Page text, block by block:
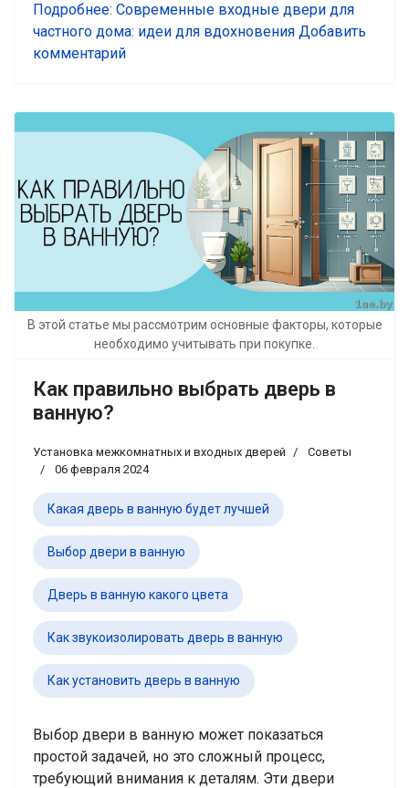
Подробнее: Современные входные двери для
частного дома: идеи для вдохновения Добавить
комментарий
В этой статье мы рассмотрим основные факторы, которые
необходимо учитывать при покупке.
Как правильно выбрать дверь в
ванную?
Установка межкомнатных и входных дверей
Советы
06 февраля 2024
Какая дверь в ванную будет лучшей
Выбор двери в ванную
Дверь в ванную какого цвета
Как звукоизолировать дверь в ванную
Как установить дверь в ванную
Выбор двери в ванную может показаться
простой задачей, но это сложный процесс,
требующий внимания к деталям. Эти двери